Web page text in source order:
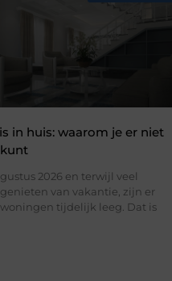
in huis: waarom je er niet
2026 en terwijl veel
van vakantie, zijn er
tijdelijk leeg. Dat is